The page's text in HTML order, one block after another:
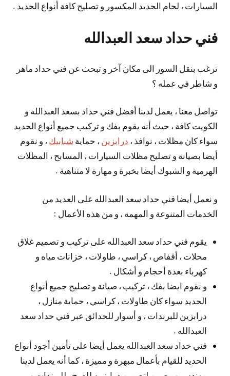
السيارات ، لحام الحديد المكسور و تصليح كافة أنواع الحديد .
فني حداد سعد العبدالله
ترغب بنقل السور الى مكان آخر و تبحث عن فني حداد ماهر
و شاطر في عمله ؟
تواصل معنا ، يعمل لدينا أفضل فني حداد بسعد العبدالله و
الكويت كافة ، حيث أنه يقوم بفك و تركيب جميع أنواع الحديد
سواء كان مظلات ، نوافذ ، درابزين ، حماية شبابيك ، و نقوم
أيضا بصيانة و تصليح مظلات السيارات ، المسابح ، المظلات
الهرمية و الشبوك أيضا بخبرة و مهارة لا متناهية .
و نعمل أيضا فني حداد سعد العبدالله على العديد من
الخدمات المتنوعة و المهمة ، و من هذه الأعمال :
يقوم فني حداد سعد العبدالله على تركيب و تصميم غلاق
محلات ، أقفاص ، كراسي ، طاولات ، خزانات مياه و
كهرباء بعدة أحجام و أشكال .
و نقوم ايضا بفك ، تركيب ، صيانة و تصليح جميع أنواع
الحديد سواء كان طاولات ، كراسي ، حماية منازل ،
درابزين للبرندات ، و أسوار للحدائق عبر فني حداد سعد
العبدالله .
فني حداد سعد العبدالله يعمل أيضا على تأمين أجود أنواع
الحديد للقيام بأعمال مبهرة و مميزة ، كما أنه يعمل لدينا